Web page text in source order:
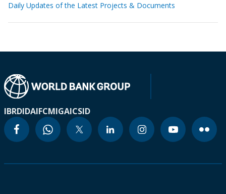
Daily Updates of the Latest Projects & Documents
IBRDIDAIFCMIGAICSID